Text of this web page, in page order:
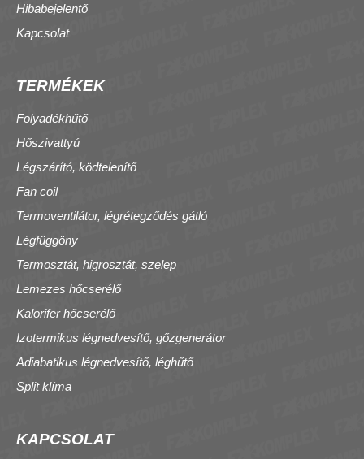
Hibabejelentő
Kapcsolat
TERMÉKEK
Folyadékhűtő
Hőszivattyú
Légszárító, ködtelenítő
Fan coil
Termoventilátor, légrétegződés gátló
Légfüggöny
Termosztát, higrosztát, szelep
Lemezes hőcserélő
Kalorifer hőcserélő
Izotermikus légnedvesítő, gőzgenerátor
Adiabatikus légnedvesítő, léghűtő
Split klíma
KAPCSOLAT